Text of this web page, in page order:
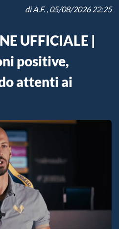
diA.F., 05/08/2026 22:25
UFFICIALE |
positive,
attenti ai